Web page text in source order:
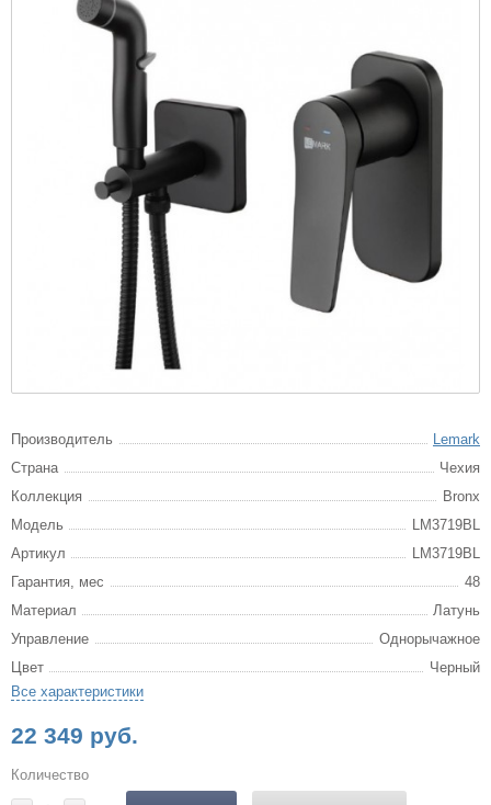
Производитель
Lemark
Страна
Чехия
Коллекция
Bronx
Модель
LM3719BL
Артикул
LM3719BL
Гарантия, мес
48
Материал
Латунь
Управление
Однорычажное
Цвет
Черный
Все характеристики
22 349 руб.
Количество